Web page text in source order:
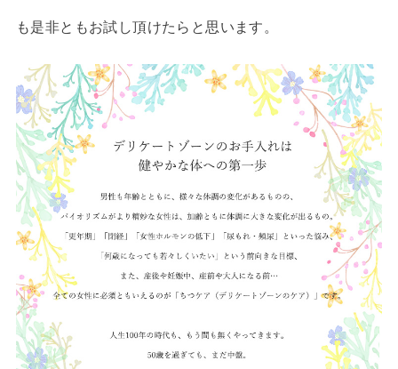
も是非ともお試し頂けたらと思います。